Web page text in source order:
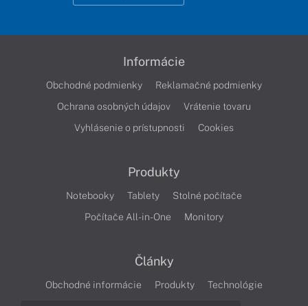
Informácie
Obchodné podmienky
Reklamačné podmienky
Ochrana osobných údajov
Vrátenie tovaru
Vyhlásenie o prístupnosti
Cookies
Produkty
Notebooky Tablety
Stolné počítače
Počítače All-in-One
Monitory
Články
Obchodné informácie Produkty
Technológie